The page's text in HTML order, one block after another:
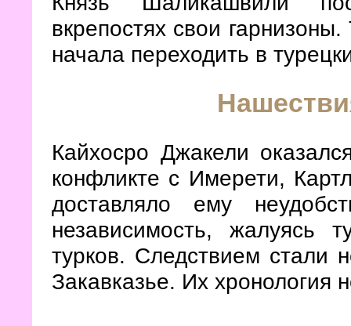
вкрепостях свои
начала переходить в
Кайхосро Джакели
конфликте с Имерети,
доставляло ему
независимость,
турков. Следствием стали
Закавказье. Их хронология